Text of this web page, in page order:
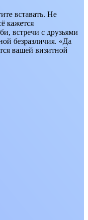
вставать. Не
кажется
встречи с друзьями
безразличия. «Да
вашей визитной